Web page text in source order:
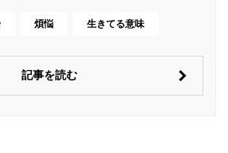
煩悩 生きてる意味
記事を読む